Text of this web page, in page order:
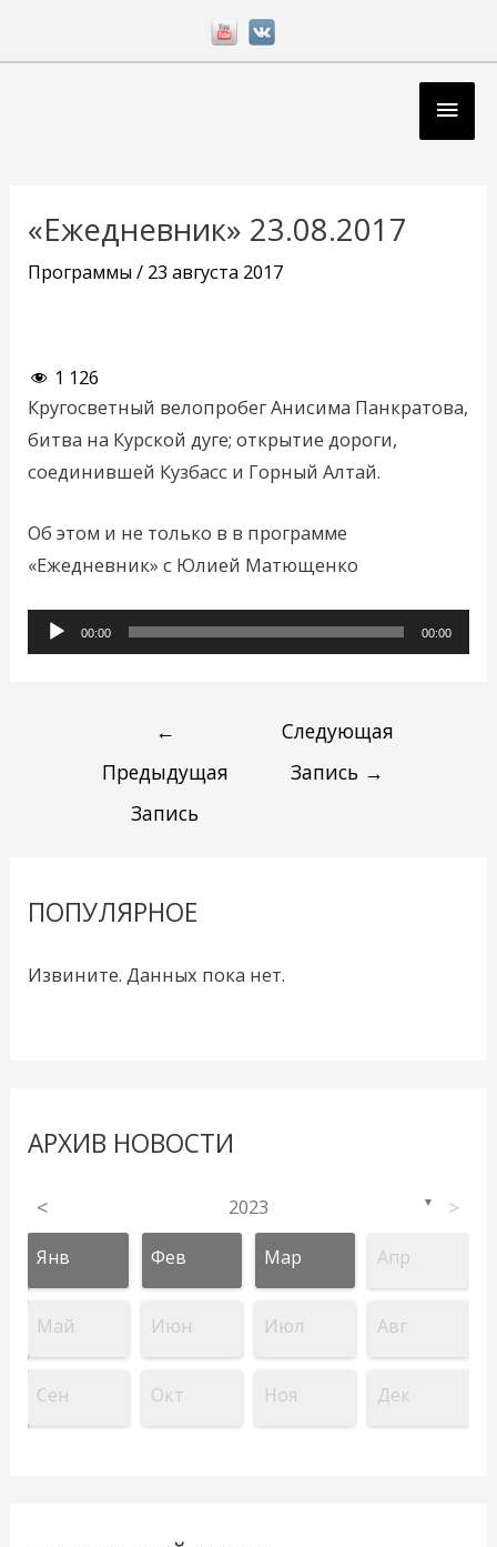
«Ежедневник» 23.08.2017
Программы/ 23 августа 2017
1 126
Кругосветный велопробег Анисима Панкратова,
битва на Курской дуге; открытие дороги,
соединившей Кузбасс и Горный Алтай.
Об этом и не только в в программе
«Ежедневник» с Юлией Матющенко
Аудиоплеер
00:00 00:00
записям
←
Предыдущая
Запись
Следующая
Запись →
ПОПУЛЯРНОЕ
Извините. Данных пока нет.
АРХИВ НОВОСТИ
< 2023 ▼ >
Янв Фев Мар Апр
Май Июн Июл Авг
Сен Окт Ноя Дек